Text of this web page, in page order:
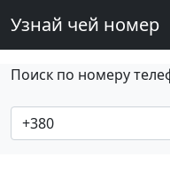
Узнай чей номер
Поиск по номеру